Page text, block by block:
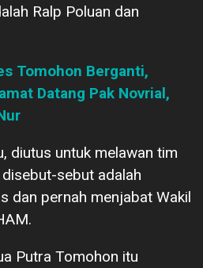
Ralp Poluan dan
Tomohon Berganti,
Datang Pak Novrial,
diutus untuk melawan tim
sebut adalah
dan pernah menjabat Wakil
Putra Tomohon itu